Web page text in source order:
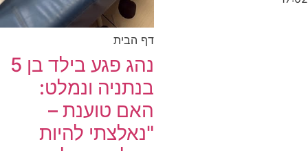
דף הבית
נהג פגע בילד בן 5
בנתניה ונמלט:
האם טוענת –
"נאלצתי להיות